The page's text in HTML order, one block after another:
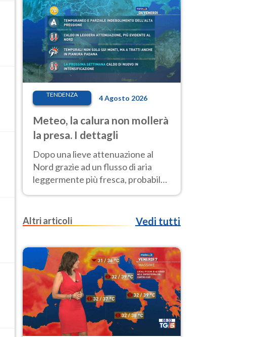
Ferragosto
TENDENZA 4 Agosto 2026
Meteo, la calura non mollerà
la presa. I dettagli
Dopo una lieve attenuazione al
Nord grazie ad un flusso di aria
leggermente più fresca, probabile
nuovo rinforzo dell’anticiclone
Altri articoli
Vedi tutti